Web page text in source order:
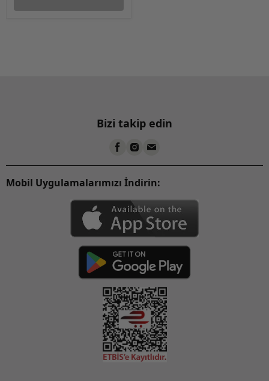
Bizi takip edin
Mobil Uygulamalarımızı İndirin: